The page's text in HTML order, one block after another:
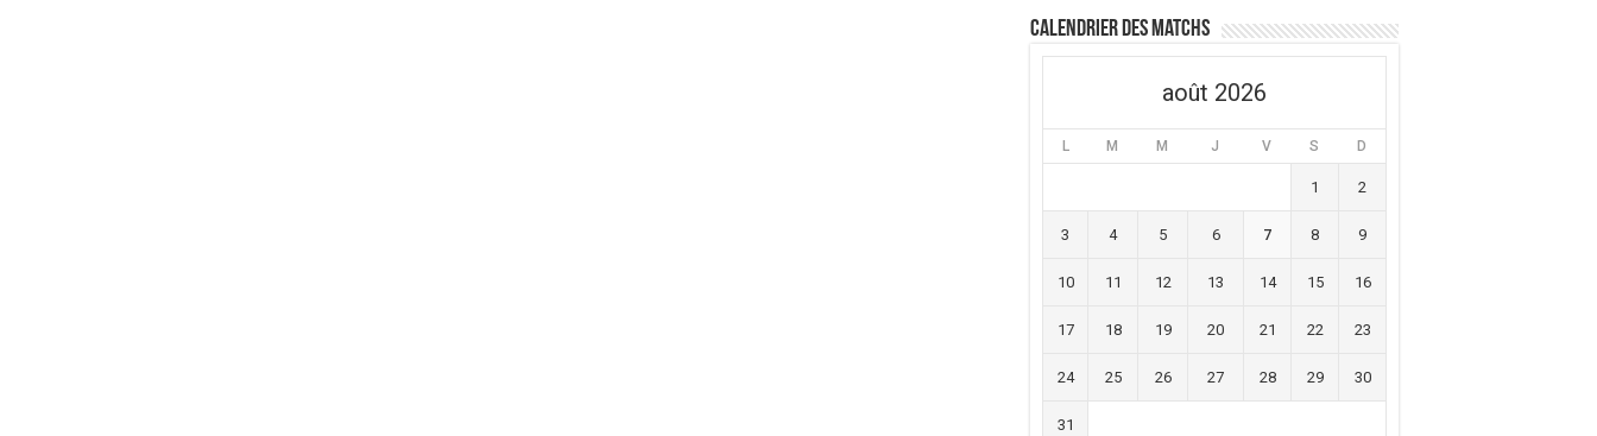
Calendrier des matchs
août 2026
L M M J V S D
1 2
3 4 5 6 7 8 9
10 11 12 13 14 15 16
17 18 19 20 21 22 23
24 25 26 27 28 29 30
31